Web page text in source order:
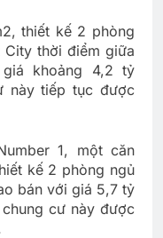
thiết kế 2 phòng
City thời điểm giữa
khoảng 4,2 tỷ
này tiếp tục được
1, một căn
kế 2 phòng ngủ
bán với giá 5,7 tỷ
cư này được